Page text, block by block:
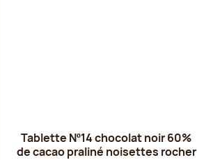
Tablette Nº14 chocolat noir 60%
de cacao praliné noisettes rocher